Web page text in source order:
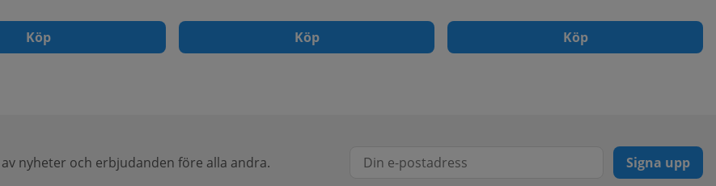
Köp
Köp Köp
nyheter och erbjudanden före alla andra. Signa upp